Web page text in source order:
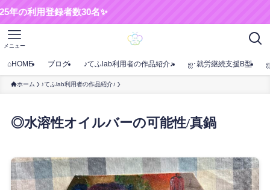
者数30名✨
メニュー
⌂HOME ブログ ♪てふlab利用者の作品紹介♪ ஐ･就労継続支援B型
ホーム ♪てふlab利用者の作品紹介♪
◎水溶性オイルバーの可能性/真鍋